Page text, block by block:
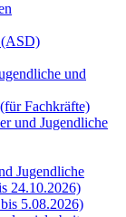
(ASD)
und
Fachkräfte)
und Jugendliche
Jugendliche
24.10.2026)
5.08.2026)